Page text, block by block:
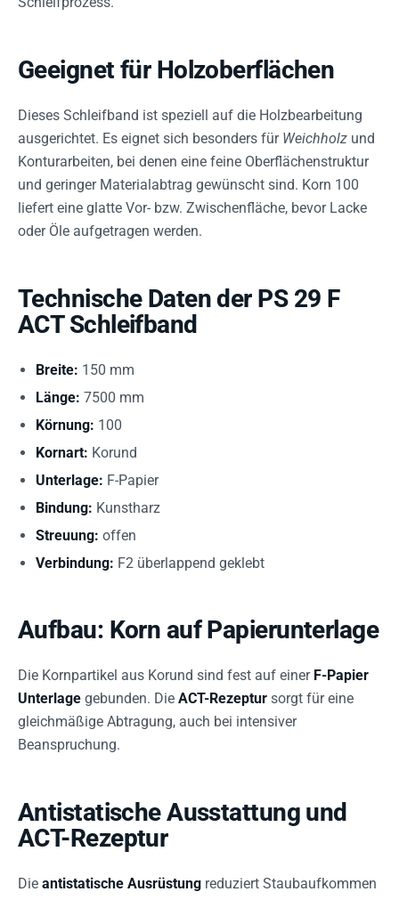
Geeignet für Holzoberflächen
Dieses Schleifband ist speziell auf die Holzbearbeitung
ausgerichtet. Es eignet sich besonders für Weichholz und
Konturarbeiten, bei denen eine feine Oberflächenstruktur
und geringer Materialabtrag gewünscht sind. Korn 100
liefert eine glatte Vor- bzw. Zwischenfläche, bevor Lacke
oder Öle aufgetragen werden.
Technische Daten der PS 29 F
ACT Schleifband
Breite: 150 mm
Länge: 7500 mm
Körnung: 100
Kornart: Korund
Unterlage: F-Papier
Bindung: Kunstharz
Streuung: offen
Verbindung: F2 überlappend geklebt
Aufbau: Korn auf Papierunterlage
Die Kornpartikel aus Korund sind fest auf einer F-Papier
Unterlage gebunden. Die ACT-Rezeptur sorgt für eine
gleichmäßige Abtragung, auch bei intensiver
Beanspruchung.
Antistatische Ausstattung und
ACT-Rezeptur
Die antistatische Ausrüstung reduziert Staubaufkommen